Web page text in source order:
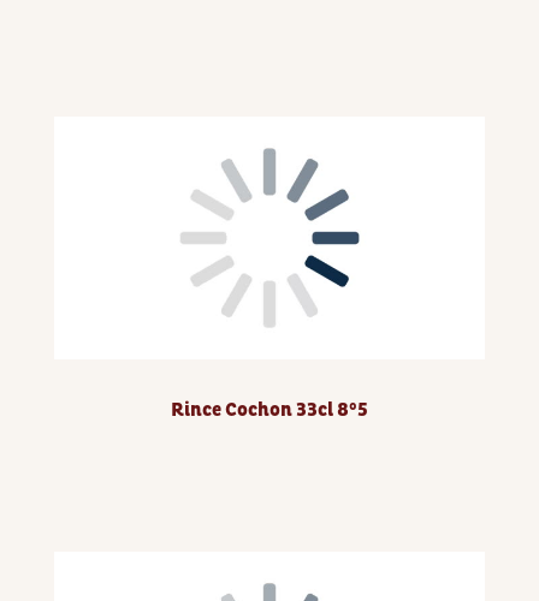
Rince Cochon 33cl 8°5